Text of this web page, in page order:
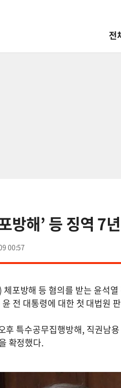
전
방해’ 등 징역 7
00:57
포방해 등 혐의를 받는 윤석
전 대통령에 대한 첫 대법원
특수공무집행방해, 직권남
확정했다.